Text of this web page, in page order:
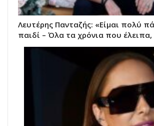
Λευτέρης Πανταζής: «Είμαι πολύ
παιδί – Όλα τα χρόνια που